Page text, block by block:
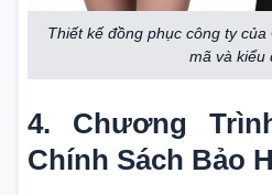
Thiết kế đồng phục công ty
mã và kiểu
4. Chương
Chính Sách Bảo